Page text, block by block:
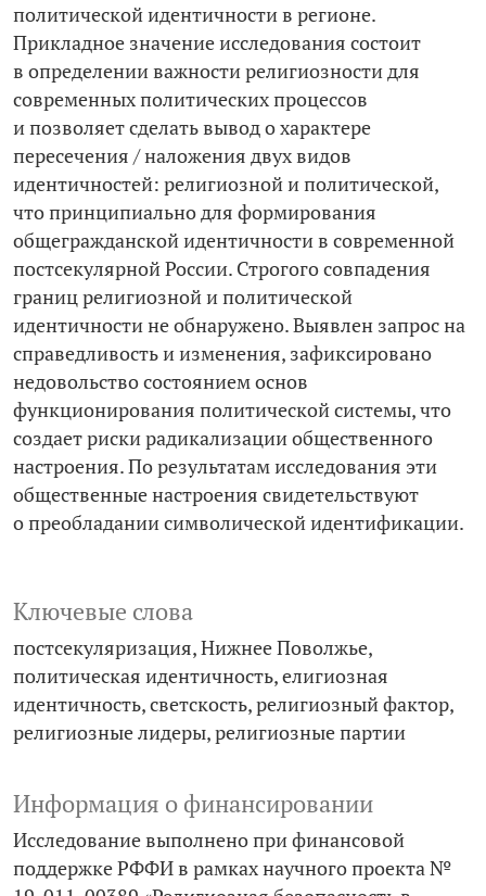
политической идентичности в регионе.
Прикладное значение исследования состоит
в определении важности религиозности для
современных политических процессов
и позволяет сделать вывод о характере
пересечения / наложения двух видов
идентичностей: религиозной и политической,
что принципиально для формирования
общегражданской идентичности в современной
постсекулярной России. Строгого совпадения
границ религиозной и политической
идентичности не обнаружено. Выявлен запрос на
справедливость и изменения, зафиксировано
недовольство состоянием основ
функционирования политической системы, что
создает риски радикализации общественного
настроения. По результатам исследования эти
общественные настроения свидетельствуют
о преобладании символической идентификации.
Ключевые слова
постсекуляризация Нижнее Поволжье
политическая идентичность елигиозная
идентичность светскость религиозный фактор
религиозные лидеры религиозные партии
Информация о финансировании
Исследование выполнено при финансовой
поддержке РФФИ в рамках научного проекта №